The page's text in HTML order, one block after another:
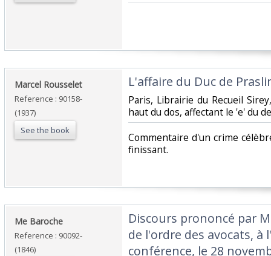
‎Marcel Rousselet‎
Reference : 90158-
(1937)
See the book
‎L'affaire du Duc de
‎Paris, Librairie du Recueil
haut du dos, affectant le 'e' du
‎Commentaire d'un crime
finissant.‎
‎Me Baroche‎
Reference : 90092-
(1846)
‎Discours prononcé par
de l'ordre des avocats, à
conférence, le 28